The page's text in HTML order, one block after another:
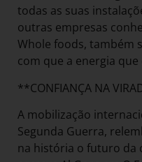
todas as suas
outras empresas
Whole foods, também
com que a energia
**CONFIANÇA NA
A mobilização
Segunda Guerra,
na história o futuro da